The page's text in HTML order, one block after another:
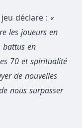
déclare : «
les joueurs en
battus en
70 et spiritualité
de nouvelles
nous surpasser